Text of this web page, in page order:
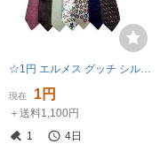
☆1円 エルメス グッチ シルクなど ネクタイ 総柄 花柄 馬柄など メンズ ビジネス 服飾小物 ヴィンテージ 大量おまとめセット
現在 1円
＋送料1,100円
1
4日